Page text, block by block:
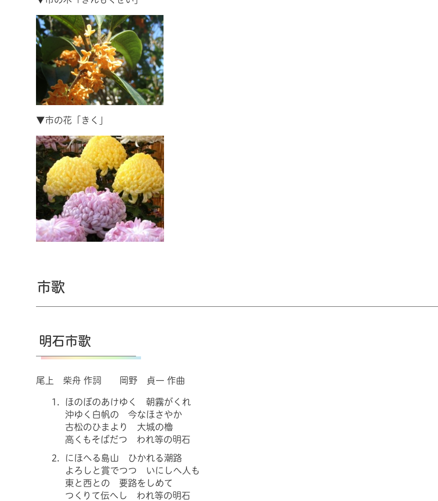
▼市の花「きく」
市歌
明石市歌
尾上 柴舟 作詞 岡野 貞一 作曲
ほのぼのあけゆく 朝霧がくれ
沖ゆく白帆の 今なほさやか
古松のひまより 大城の櫓
高くもそばだつ われ等の明石
にほへる島山 ひかれる潮路
よろしと賞でつつ いにしへ人も
東と西との 要路をしめて
つくりて伝へし われ等の明石